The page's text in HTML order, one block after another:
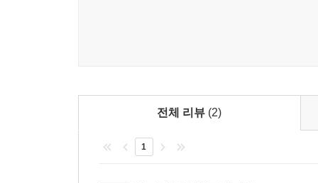
전체 리뷰 (2)
1